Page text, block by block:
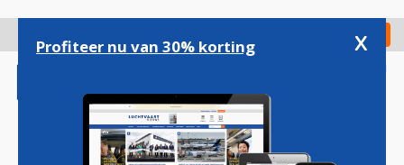
gaan
Check in
Profiteer nu van 30% korting x